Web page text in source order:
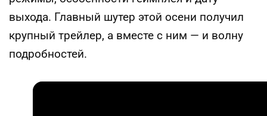
выхода. Главный шутер этой осени получил
крупный трейлер, а вместе с ним — и волну
подробностей.